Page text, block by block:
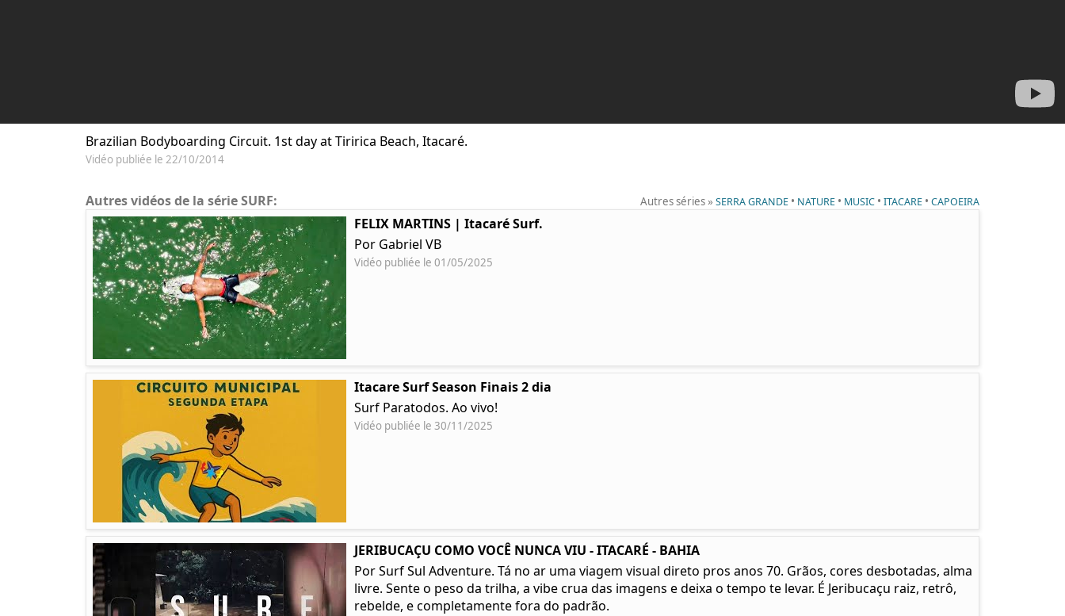
Brazilian Bodyboarding Circuit. 1st day at Tiririca Beach, Itacaré.
Vidéo publiée le 22/10/2014
Autres séries »SERRA GRANDE • NATURE • MUSIC •ITACARE •CAPOEIRA
Autres vidéos de la série SURF:
FELIX MARTINS | Itacaré Surf.
Por Gabriel VB
Vidéo publiée le 01/05/2025
Itacare Surf Season Finais 2 dia
Surf Paratodos. Ao vivo!
Vidéo publiée le 30/11/2025
JERIBUCAÇU COMO VOCÊ NUNCA VIU - ITACARÉ - BAHIA
Por Surf Sul Adventure. Tá no ar uma viagem visual direto pros anos 70. Grãos, cores desbotadas, alma
livre. Sente o peso da trilha, a vibe crua das imagens e deixa o tempo te levar. É Jeribucaçu raiz, retrô,
rebelde, e completamente fora do padrão.